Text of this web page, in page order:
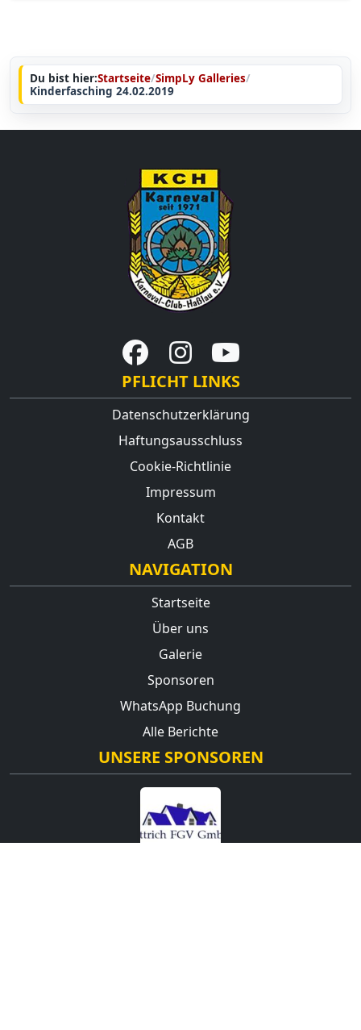
Du bist hier:Startseite/SimpLy Galleries/
Kinderfasching 24.02.2019
PFLICHT LINKS
Datenschutzerklärung
Haftungsausschluss
Cookie-Richtlinie
Impressum
Kontakt
AGB
NAVIGATION
Startseite
Über uns
Galerie
Sponsoren
WhatsApp Buchung
Alle Berichte
UNSERE SPONSOREN